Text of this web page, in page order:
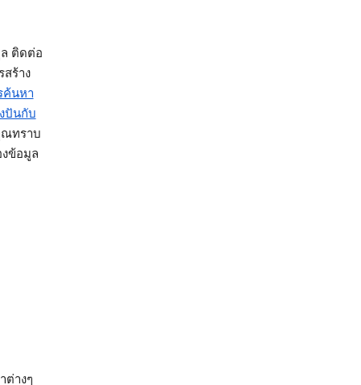
ติดต่อ
ร้าง
ค้นหา
ปันกับ
ณทราบ
ข้อมูล
ต่างๆ